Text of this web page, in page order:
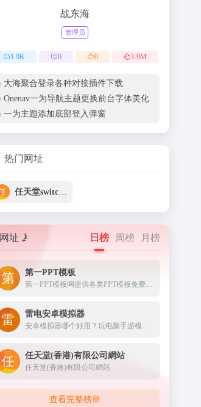
战东海
管理员
1.9K 0 0 1.9M
大海聚合登录各种对接插件下载
Onenav一为导航主题更换前台字体美化
一为主题添加底部登入弹窗
热门网址
网址 日榜 周榜 月榜
第一PPT模板
第一PPT模板网提供各类PPT模板免费下载，PPT背景图，PPT素材，PPT背景，免费PPT模板下载，PPT图表，精美PPT下载，PPT课件下载，PPT背景图片免费下载；
雷电安卓模拟器
安卓模拟器哪个好用？玩电脑手游模拟器首选雷电模拟器。雷电模拟器采用领先内核（基于Android7.1），具有迅捷的速度和稳定的性能。来感受更大的屏幕、更快的速度、更流畅的操控体验。
任天堂(香港)有限公司網站
任天堂(香港)有限公司網站
查看完整榜单